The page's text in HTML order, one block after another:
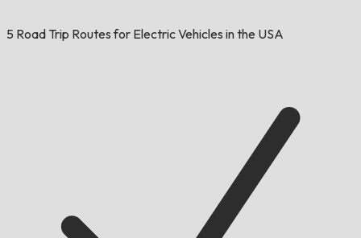
5 Road Trip Routes for Electric Vehicles in the USA